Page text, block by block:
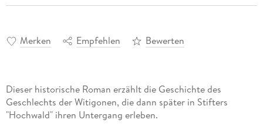
Merken Empfehlen Bewerten
Dieser historische Roman erzählt die Geschichte des
Geschlechts der Witigonen, die dann später in Stifters
"Hochwald" ihren Untergang erleben.